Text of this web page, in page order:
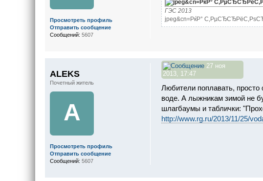
ГЭС 2013
jpeg&cn=РќР°
Просмотреть профиль
Отправить сообщение
Сообщений: 5607
27 ноя
2013, 17:47
Любители поплавать, просто
воде. А лыжникам зимой не
шлагбаумы и таблички:
http://www.rg.ru/2013/11/25/
ALEKS
Почетный житель
A
Просмотреть профиль
Отправить сообщение
Сообщений: 5607